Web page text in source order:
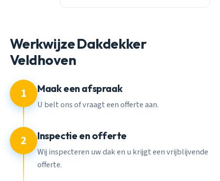
Werkwijze Dakdekker
Veldhoven
1 Maak een afspraak
U belt ons of vraagt een offerte aan.
2 Inspectie en offerte
Wij inspecteren uw dak en u krijgt een vrijblijvende
offerte.